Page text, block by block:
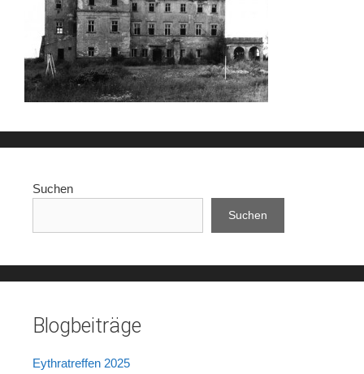
Suchen
Suchen
Blogbeiträge
Eythratreffen 2025